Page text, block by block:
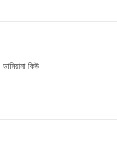
ডামিয়ানা কিউ